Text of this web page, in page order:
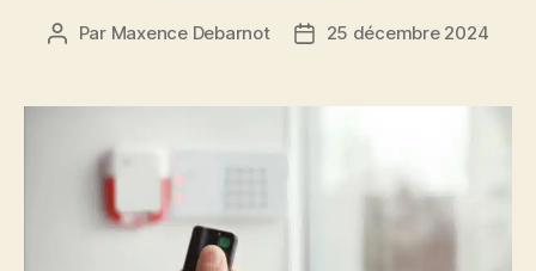
Auteur
Par Maxence Debarnot
Date25 décembre 2024